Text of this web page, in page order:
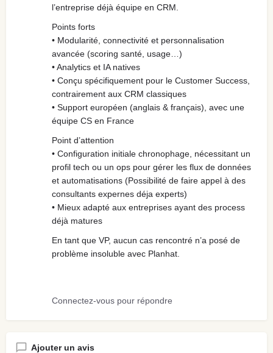
l’entreprise déjà équipe en CRM.
Points forts
• Modularité, connectivité et personnalisation
avancée (scoring santé, usage…)
• Analytics et IA natives
• Conçu spécifiquement pour le Customer Success,
contrairement aux CRM classiques
• Support européen (anglais & français), avec une
équipe CS en France
Point d’attention
• Configuration initiale chronophage, nécessitant un
profil tech ou un ops pour gérer les flux de données
et automatisations (Possibilité de faire appel à des
consultants expernes déja experts)
• Mieux adapté aux entreprises ayant des process
déjà matures
En tant que VP, aucun cas rencontré n’a posé de
problème insoluble avec Planhat.
Connectez-vous pour répondre
Ajouter un avis